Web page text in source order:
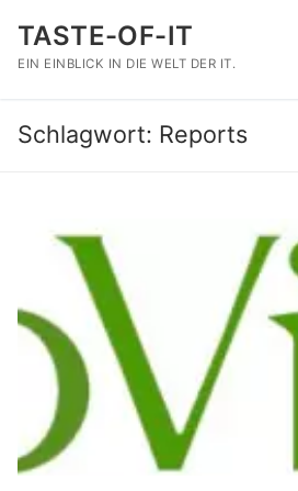
Inhalt
springen
TASTE-OF-IT
EIN EINBLICK IN DIE WELT DER IT.
Suchen nach:
Schlagwort: Reports